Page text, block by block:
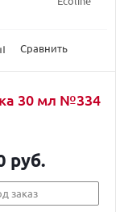
Сравнить
30 мл №334
руб.
заказ